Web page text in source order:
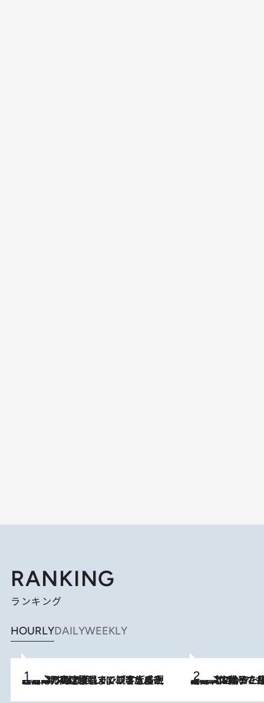
RANKING
ランキング
HOURLYDAILYWEEKLY
2026.8.7
「湘南乃風に憧れて」観客大盛上がりの“タオル回し”に、ラッパー顔負けの高速歌唱まで…さだまさし（74）のアグレッシブすぎる現在地 2026.8.5
【阿川佐和子さんの年とる力】なぜ70代で始めた趣味は“こんなに楽しい”のか？ ピアノ、俳句…スランプに陥っても続けられる“ある秘訣”とは